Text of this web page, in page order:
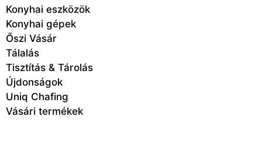
Konyhai eszközök
Konyhai gépek
Őszi Vásár
Tálalás
Tisztítás & Tárolás
Újdonságok
Uniq Chafing
Vásári termékek